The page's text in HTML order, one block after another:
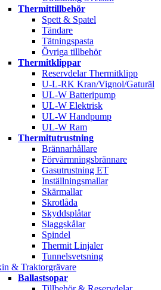
Thermittillbehör
Spett & Spatel
Tändare
Tätningspasta
Övriga tillbehör
Thermitklippar
Reservdelar Thermitklipp
U-L-RK Kran/Vignol/Gaturäl
UL-W Batteripump
UL-W Elektrisk
UL-W Handpump
UL-W Ram
Thermitutrustning
Brännarhållare
Förvärmningsbrännare
Gasutrustning ET
Inställningsmallar
Skärmallar
Skrotlåda
Skyddsplåtar
Slaggskålar
Spindel
Thermit Linjaler
Tunnelsvetsning
& Traktorgrävare
Ballastsopar